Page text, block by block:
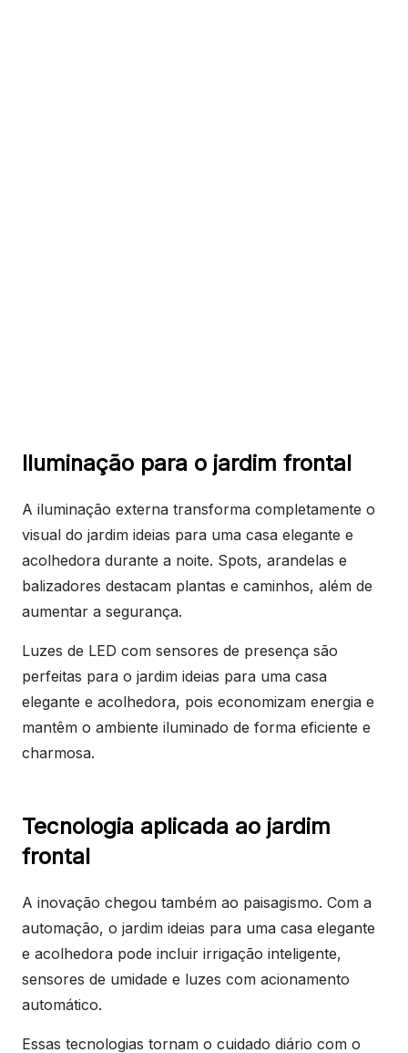
Iluminação para o jardim frontal
A iluminação externa transforma completamente o
visual do jardim ideias para uma casa elegante e
acolhedora durante a noite. Spots, arandelas e
balizadores destacam plantas e caminhos, além de
aumentar a segurança.
Luzes de LED com sensores de presença são
perfeitas para o jardim ideias para uma casa
elegante e acolhedora, pois economizam energia e
mantêm o ambiente iluminado de forma eficiente e
charmosa.
Tecnologia aplicada ao jardim
frontal
A inovação chegou também ao paisagismo. Com a
automação, o jardim ideias para uma casa elegante
e acolhedora pode incluir irrigação inteligente,
sensores de umidade e luzes com acionamento
automático.
Essas tecnologias tornam o cuidado diário com o